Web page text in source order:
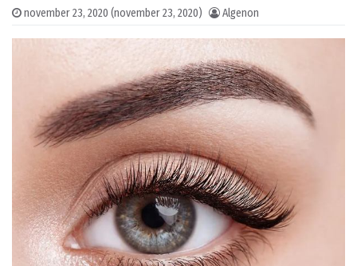
november 23, 2020 (november 23, 2020) Algenon